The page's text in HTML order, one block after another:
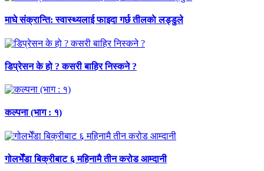
माघे संक्रान्ति: स्वास्थ्यलाई फाइदा गर्छ तीलकाे लड्डुले
डिप्रेसन के हो ? कसरी बाहिर निस्कने ?
कल्पना (भाग : १)
गोलभेँडा बिक्रीबाट ६ महिनामै तीन करोड आम्दानी